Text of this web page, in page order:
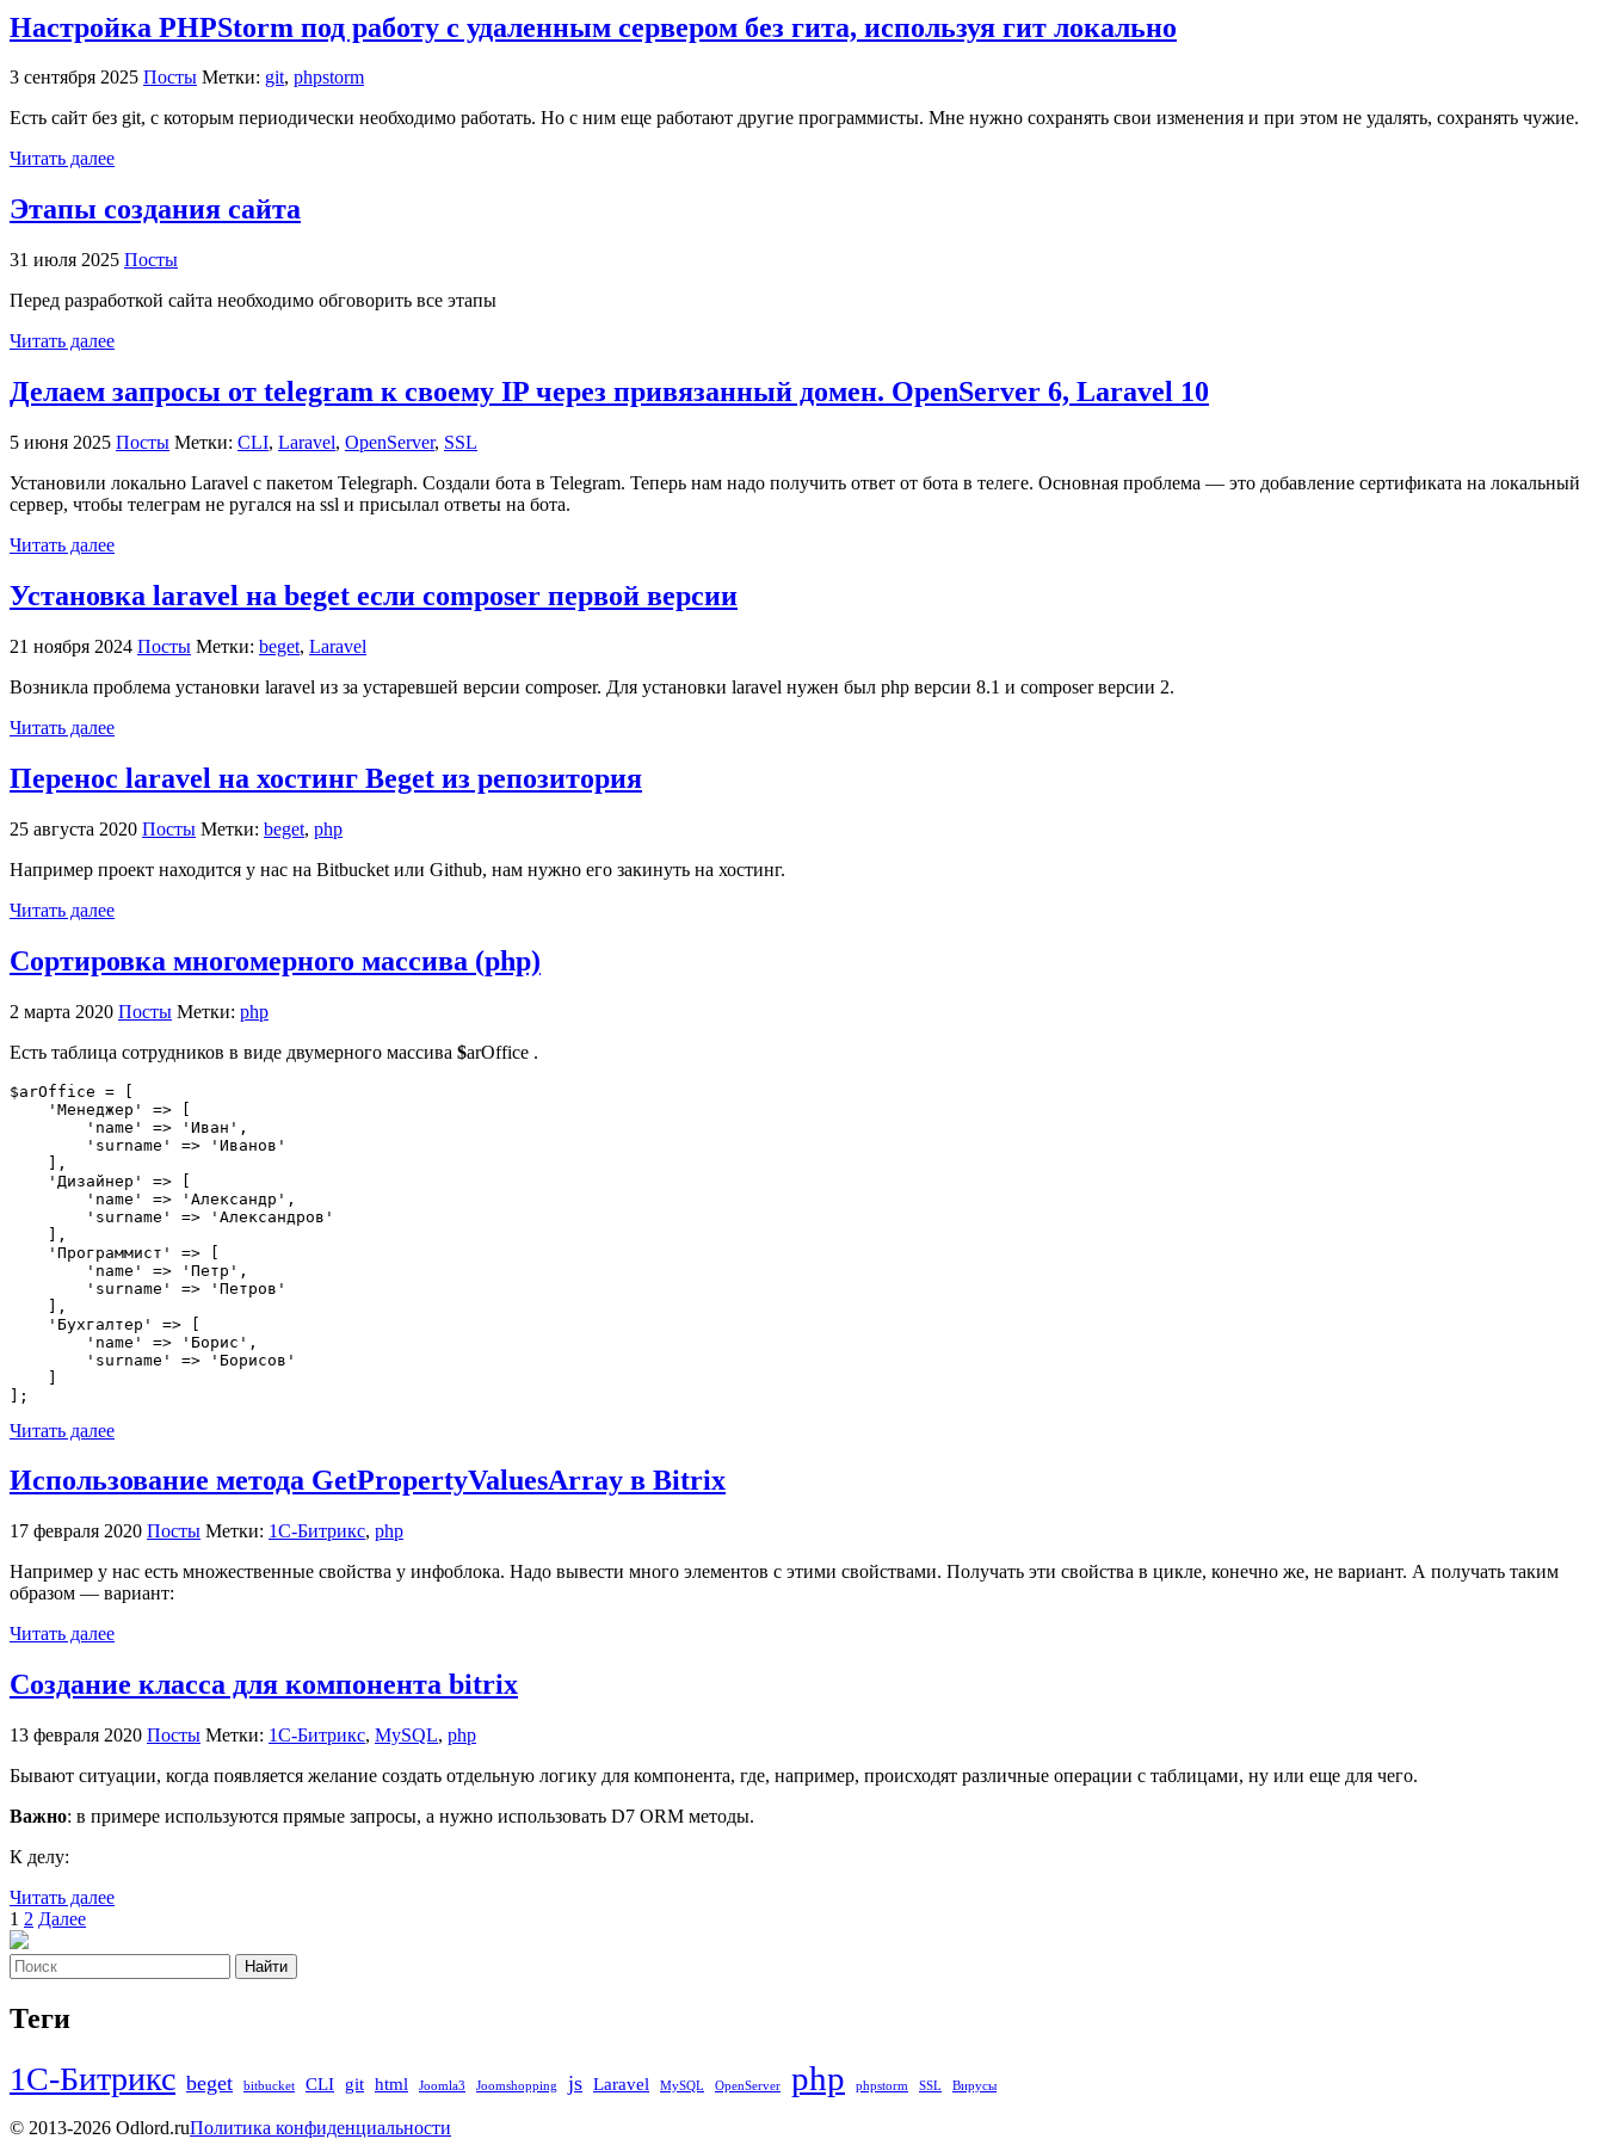
Настройка PHPStorm под работу с удаленным сервером без гита, используя гит локально
3 сентября 2025 Посты Метки: git, phpstorm
Есть сайт без git, с которым периодически необходимо работать. Но с ним еще работают другие программисты. Мне нужно сохранять свои изменения и при этом не удалять, сохранять чужие.
Читать далее
Этапы создания сайта
31 июля 2025 Посты
Перед разработкой сайта необходимо обговорить все этапы
Читать далее
Делаем запросы от telegram к своему IP через привязанный домен. OpenServer 6, Laravel 10
5 июня 2025 Посты Метки: CLI, Laravel, OpenServer, SSL
Установили локально Laravel с пакетом Telegraph. Создали бота в Telegram. Теперь нам надо получить ответ от бота в телеге. Основная проблема — это добавление сертификата на локальный
сервер, чтобы телеграм не ругался на ssl и присылал ответы на бота.
Читать далее
Установка laravel на beget если composer первой версии
21 ноября 2024 Посты Метки: beget, Laravel
Возникла проблема установки laravel из за устаревшей версии composer. Для установки laravel нужен был php версии 8.1 и composer версии 2.
Читать далее
Перенос laravel на хостинг Beget из репозитория
25 августа 2020 Посты Метки: beget, php
Например проект находится у нас на Bitbucket или Github, нам нужно его закинуть на хостинг.
Читать далее
Сортировка многомерного массива (php)
2 марта 2020 Посты Метки: php
Есть таблица сотрудников в виде двумерного массива $arOffice .
$arOffice = [
];
Читать далее
Использование метода GetPropertyValuesArray в Bitrix
17 февраля 2020 Посты Метки: 1С-Битрикс, php
Например у нас есть множественные свойства у инфоблока. Надо вывести много элементов с этими свойствами. Получать эти свойства в цикле, конечно же, не вариант. А получать таким
образом — вариант:
Читать далее
Создание класса для компонента bitrix
13 февраля 2020 Посты Метки: 1С-Битрикс, MySQL, php
Бывают ситуации, когда появляется желание создать отдельную логику для компонента, где, например, происходят различные операции с таблицами, ну или еще для чего.
Важно: в примере используются прямые запросы, а нужно использовать D7 ORM методы.
К делу:
Читать далее
Пагинация
записей
1 2 Далее
Найти
Теги
1С-Битрикс beget bitbucket CLI git html Joomla3 Joomshopping js Laravel MySQL OpenServer php phpstorm SSL Вирусы
© 2013-2026 Odlord.ruПолитика конфиденциальности